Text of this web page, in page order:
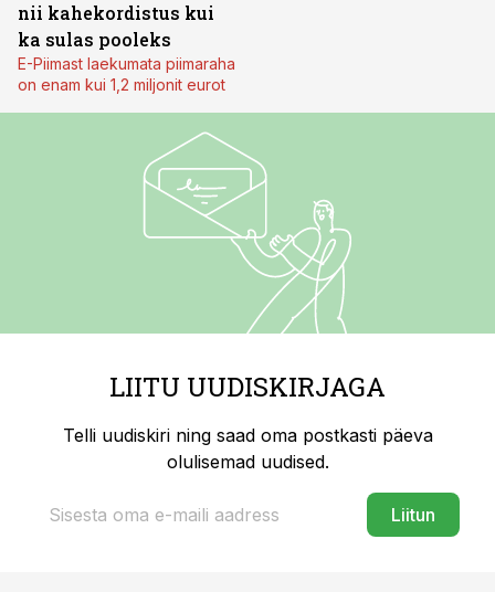
nii kahekordistus kui
ka sulas pooleks
E-Piimast laekumata piimaraha
on enam kui 1,2 miljonit eurot
LIITU UUDISKIRJAGA
Telli uudiskiri ning saad oma postkasti päeva
olulisemad uudised.
Liitun